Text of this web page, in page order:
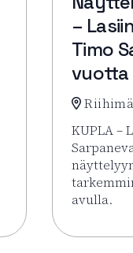
–
Timo
KUPLA –
avulla.
Lue